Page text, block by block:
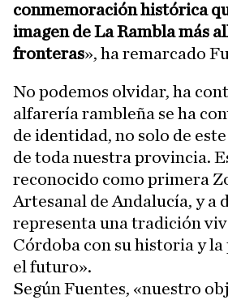
conmemoración histórica
imagen de La Rambla más
fronteras», ha remarcado
No podemos olvidar, ha
alfarería rambleña se ha
de identidad, no solo de
de toda nuestra provincia.
reconocido como primera
Artesanal de Andalucía, y a
representa una tradición
Córdoba con su historia y
el futuro».
Según Fuentes, «nuestro